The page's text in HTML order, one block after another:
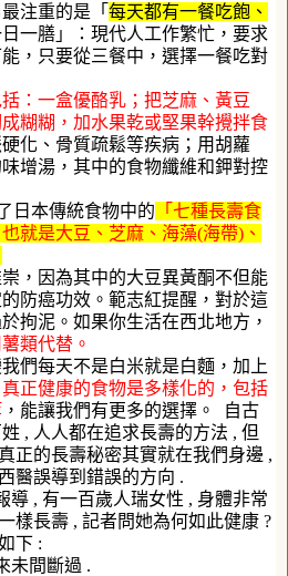
注重的是「 每天都有一餐吃飽、
一膳」：現代人工作繁忙，要求
，只要從三餐中，選擇一餐吃對
：一盒優酪乳；把芝麻、黃豆
糊糊，加水果乾或堅果幹攪拌食
化、骨質疏鬆等疾病；用胡蘿
增湯，其中的食物纖維和鉀對控
日本傳統食物中的 「七種長壽食
就是大豆、芝麻、海藻(海帶)、
，因為其中的大豆異黃酮不但能
防癌功效。範志紅提醒，對於這
拘泥。如果你生活在西北地方，
類代替。
們每天不是白米就是白麵，加上
真正健康的食物是多樣化的，包括
，能讓我們有更多的選擇。 自古
, 人人都在追求長壽的方法 , 但
正的長壽秘密其實就在我們身邊 ,
醫誤導到錯誤的方向 .
導 , 有一百歲人瑞女性 , 身體非常
樣長壽 , 記者問她為何如此健康 ?
下 :
未間斷過 .